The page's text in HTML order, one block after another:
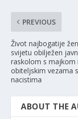
PREVIOUS
Život najbogatije
svijetu obilježen
raskolom s majkom i
obiteljskim vezama s
nacistima
ABOUT THE